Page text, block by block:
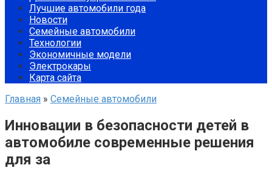
Лучшие автомобили года
Новости
Семейные автомобили
Технологии
Экономичные модели
Электрокары
Карта сайта
Главная » Семейные автомобили
Инновации в безопасности детей в
автомобиле современные решения
для за